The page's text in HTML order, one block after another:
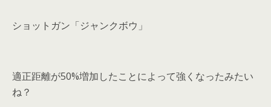
ショットガン「ジャンクボウ」
適正距離が50%増加したことによって強くなったみたい
ね？